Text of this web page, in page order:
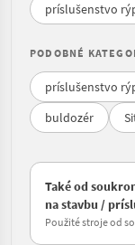
príslušenstvo
PODOBNÉ
príslušenstvo
buldozér
Také od
na stavbu /
Použité stroje od